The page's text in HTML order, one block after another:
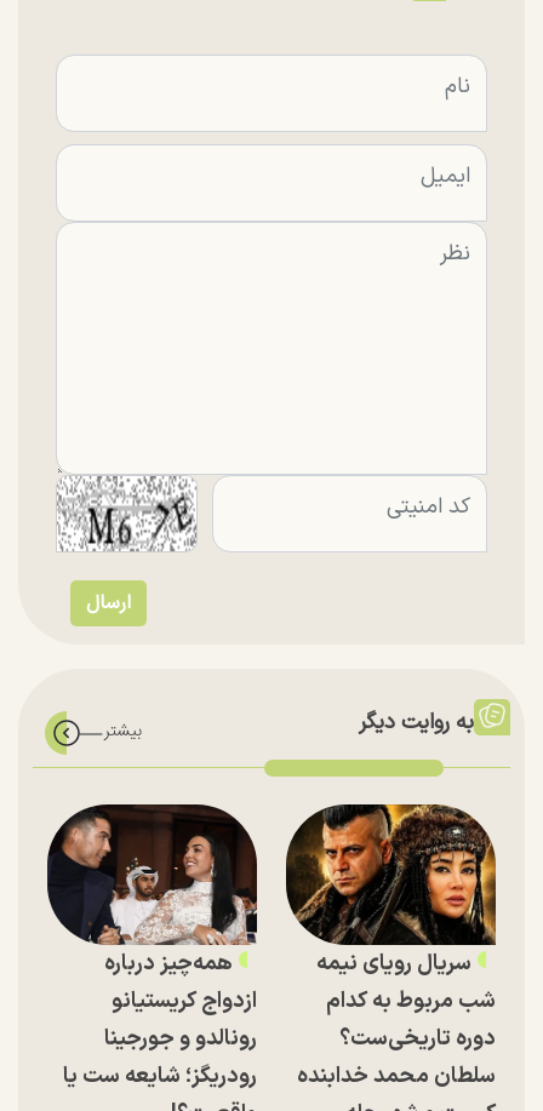
به روایت دیگر
سریال رویای نیمه
شب مربوط به کدام
دوره تاریخی‌ست؟
سلطان محمد خدابنده
همه‌چیز درباره
ازدواج کریستیانو
رونالدو و جورجینا
رودریگز؛ شایعه ست یا